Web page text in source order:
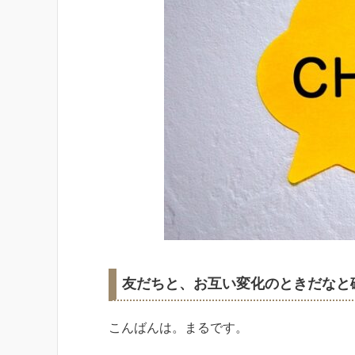
友だちと、お互い変化のときだなと
こんばんは。まるです。